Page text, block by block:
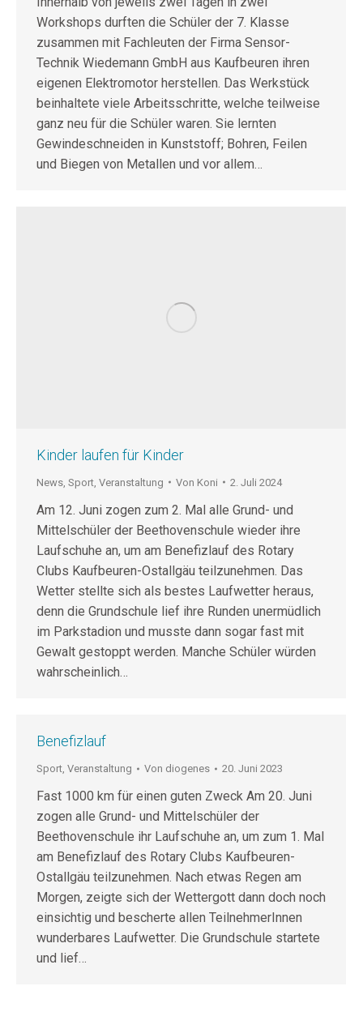
Workshops durften die Schüler der 7. Klasse
zusammen mit Fachleuten der Firma Sensor-
Technik Wiedemann GmbH aus Kaufbeuren ihren
eigenen Elektromotor herstellen. Das Werkstück
beinhaltete viele Arbeitsschritte, welche teilweise
ganz neu für die Schüler waren. Sie lernten
Gewindeschneiden in Kunststoff; Bohren, Feilen
und Biegen von Metallen und vor allem…
Kinder laufen für Kinder
News Sport Veranstaltung Von Koni 2. Juli 2024
Am 12. Juni zogen zum 2. Mal alle Grund- und
Mittelschüler der Beethovenschule wieder ihre
Laufschuhe an, um am Benefizlauf des Rotary
Clubs Kaufbeuren-Ostallgäu teilzunehmen. Das
Wetter stellte sich als bestes Laufwetter heraus,
denn die Grundschule lief ihre Runden unermüdlich
im Parkstadion und musste dann sogar fast mit
Gewalt gestoppt werden. Manche Schüler würden
wahrscheinlich…
Benefizlauf
Sport, Veranstaltung Von diogenes 20. Juni 2023
Fast 1000 km für einen guten Zweck Am 20. Juni
zogen alle Grund- und Mittelschüler der
Beethovenschule ihr Laufschuhe an, um zum 1. Mal
am Benefizlauf des Rotary Clubs Kaufbeuren-
Ostallgäu teilzunehmen. Nach etwas Regen am
Morgen, zeigte sich der Wettergott dann doch noch
einsichtig und bescherte allen TeilnehmerInnen
wunderbares Laufwetter. Die Grundschule startete
und lief…